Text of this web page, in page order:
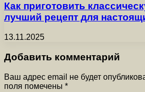
Как приготовить
лучший рецепт для
13.11.2025
Добавить комментарий
Ваш адрес email не будет
поля помечены *